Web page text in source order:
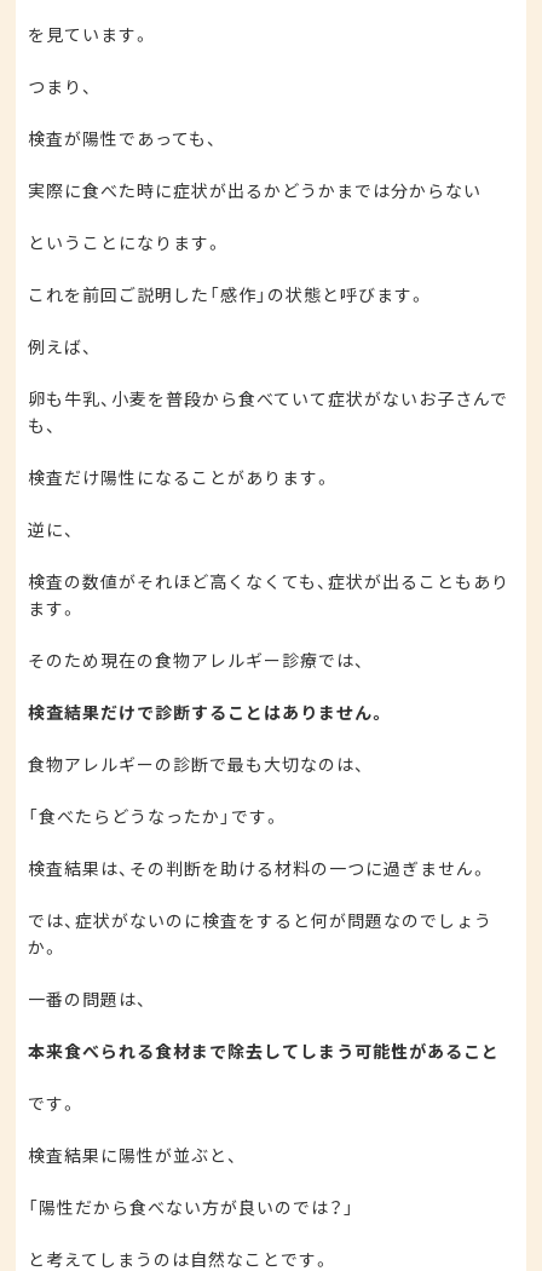
を見ています。
つまり、
検査が陽性であっても、
実際に食べた時に症状が出るかどうかまでは分からない
ということになります。
これを前回ご説明した「感作」の状態と呼びます。
例えば、
卵も牛乳、小麦を普段から食べていて症状がないお子さんで
も、
検査だけ陽性になることがあります。
逆に、
検査の数値がそれほど高くなくても、症状が出ることもあり
ます。
そのため現在の食物アレルギー診療では、
検査結果だけで診断することはありません。
食物アレルギーの診断で最も大切なのは、
「食べたらどうなったか」です。
検査結果は、その判断を助ける材料の一つに過ぎません。
では、症状がないのに検査をすると何が問題なのでしょう
か。
一番の問題は、
本来食べられる食材まで除去してしまう可能性があること
です。
検査結果に陽性が並ぶと、
「陽性だから食べない方が良いのでは？」
と考えてしまうのは自然なことです。